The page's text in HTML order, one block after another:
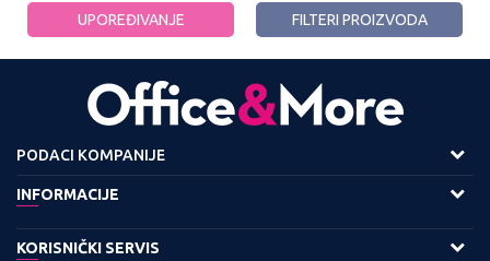
UPOREĐIVANJE FILTERI PROIZVODA
PODACI KOMPANIJE
Adresa :
11158 Beograd
INFORMACIJE
O nama
KORISNIČKI SERVIS